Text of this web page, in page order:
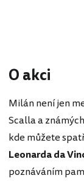
O akci
Milán není jen
Scalla a
kde můžete
Leonarda da
poznáváním